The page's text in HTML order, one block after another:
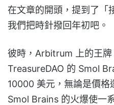
在文章的開頭，提到了「
我們把時針撥回年初吧。
彼時，Arbitrum 上的王
TreasureDAO 的 Smol
10000 美元，無論是價格
Smol Brains 的火爆使一